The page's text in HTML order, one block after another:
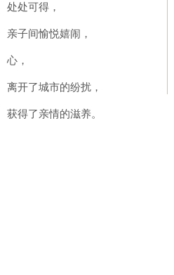
处处可得，
亲子间愉悦嬉闹，
心，
离开了城市的纷扰，
获得了亲情的滋养。